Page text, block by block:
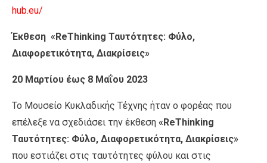
hub.eu/
Έκθεση «ReThinking Ταυτότητες: Φύλο,
Διαφορετικότητα, Διακρίσεις»
20 Μαρτίου έως 8 Μαΐου 2023
Το Μουσείο Κυκλαδικής Τέχνης ήταν ο φορέας που
επέλεξε να σχεδιάσει την έκθεση «ReThinking
Ταυτότητες: Φύλο, Διαφορετικότητα, Διακρίσεις»
που εστιάζει στις ταυτότητες φύλου και στις